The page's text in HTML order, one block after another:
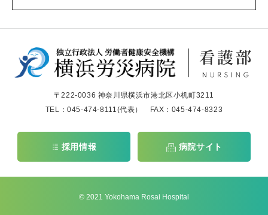
〒222-0036 神奈川県横浜市港北区小机町3211
TEL：045-474-8111(代表） FAX：045-474-8323
採用情報 病院サイト
© 2021 Yokohama Rosai Hospital